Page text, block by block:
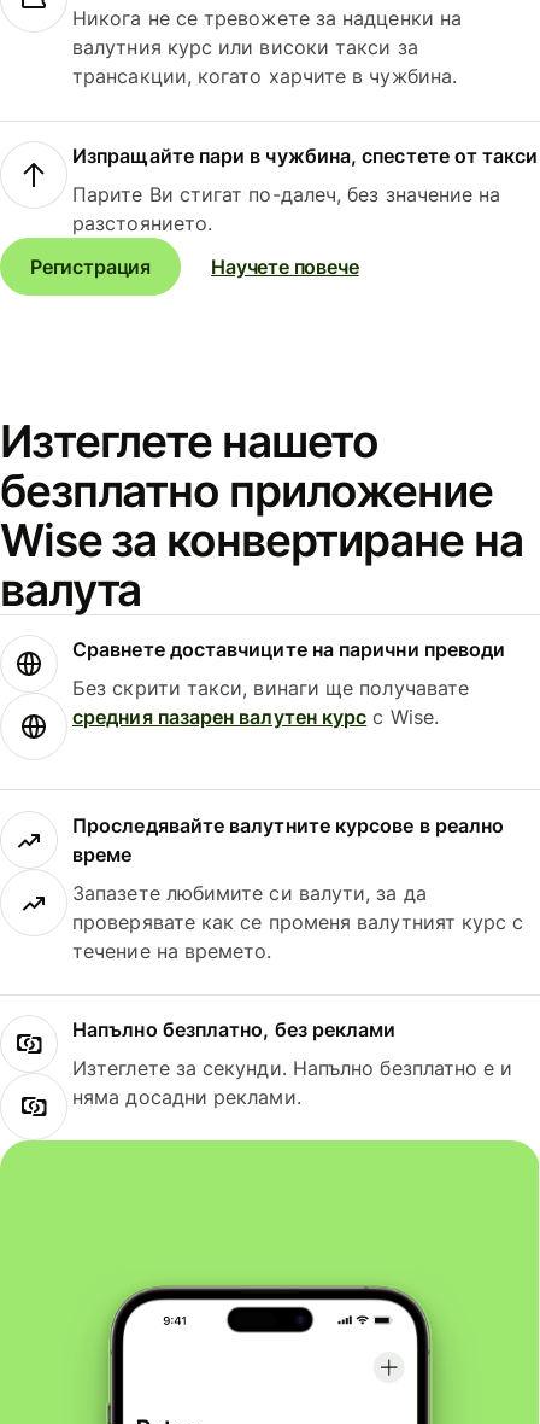
Никога не се тревожете за надценки на
валутния курс или високи такси за
трансакции, когато харчите в чужбина.
Изпращайте пари в чужбина, спестете от такси
Парите Ви стигат по-далеч, без значение на
разстоянието.
Регистрация
Научете повече
Изтеглете нашето
безплатно приложение
Wise за конвертиране на
валута
Сравнете доставчиците на парични преводи
Без скрити такси, винаги ще получавате
средния пазарен валутен курс с Wise.
Проследявайте валутните курсове в реално
време
Запазете любимите си валути, за да
проверявате как се променя валутният курс с
течение на времето.
Напълно безплатно, без реклами
Изтеглете за секунди. Напълно безплатно е и
няма досадни реклами.